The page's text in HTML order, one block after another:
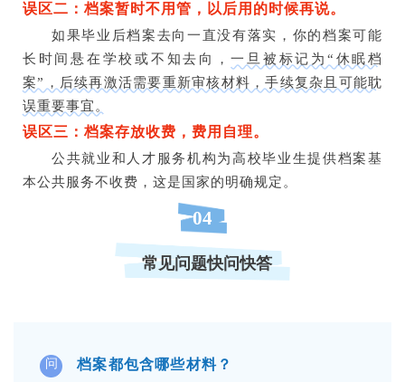
误区二：档案暂时不用管，以后用的时候再说。
如果毕业后档案去向一直没有落实，你的档案可能
长时间悬在学校或不知去向，一旦被标记为“休眠档
案”，后续再激活需要重新审核材料，手续复杂且可能耽
误重要事宜。
误区三：档案存放收费，费用自理。
公共就业和人才服务机构为高校毕业生提供档案基
本公共服务不收费，这是国家的明确规定。
04
常见问题快问快答
问 档案都包含哪些材料？